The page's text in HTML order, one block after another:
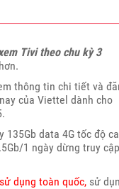
Tivi theo chu kỳ 3
thông tin chi tiết và
của Viettel dành cho
data 4G tốc độ
1 ngày dừng truy
dụng toàn quốc, sử